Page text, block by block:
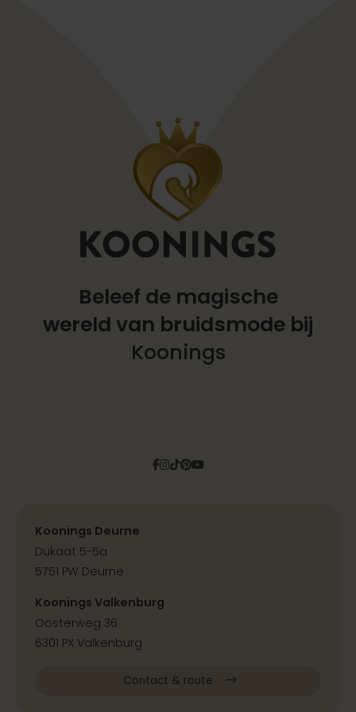
Beleef de magische
wereld van bruidsmode bij
Koonings
Facebook
Instagram
Tiktok
Pinterest
YouTube
Koonings Deurne
Dukaat 5-5a
5751 PW Deurne
Koonings Valkenburg
Oosterweg 36
6301 PX Valkenburg
Contact & route